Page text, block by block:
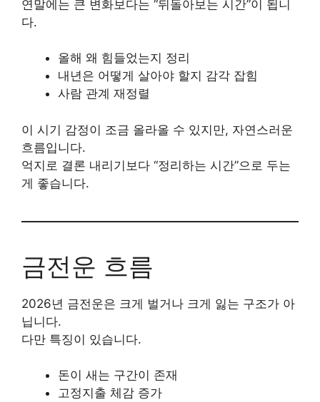
연말에는 큰 변화보다는 “뒤돌아보는 시간”이 됩니
다.
올해 왜 힘들었는지 정리
내년은 어떻게 살아야 할지 감각 잡힘
사람 관계 재정렬
이 시기 감정이 조금 올라올 수 있지만, 자연스러운
흐름입니다.
억지로 결론 내리기보다 “정리하는 시간”으로 두는
게 좋습니다.
금전운 흐름
2026년 금전운은 크게 벌거나 크게 잃는 구조가 아
닙니다.
다만 특징이 있습니다.
돈이 새는 구간이 존재
고정지출 체감 증가